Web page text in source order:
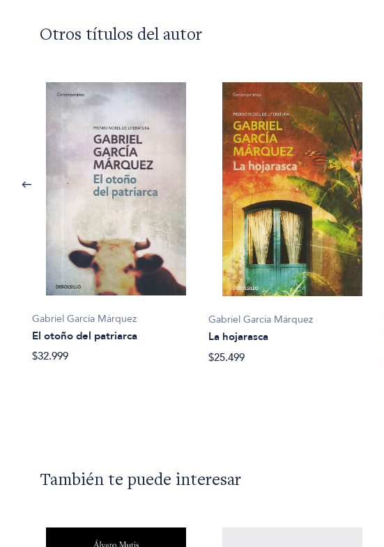
Otros títulos del autor
Gabriel García Márquez
El otoño del patriarca
$32.999
Gabriel García Márquez
La hojarasca
$25.499
También te puede interesar